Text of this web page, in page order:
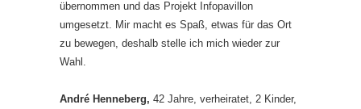
übernommen und das Projekt Infopavillon
umgesetzt. Mir macht es Spaß, etwas für das Ort
zu bewegen, deshalb stelle ich mich wieder zur
Wahl.
André Henneberg, 42 Jahre, verheiratet, 2 Kinder,